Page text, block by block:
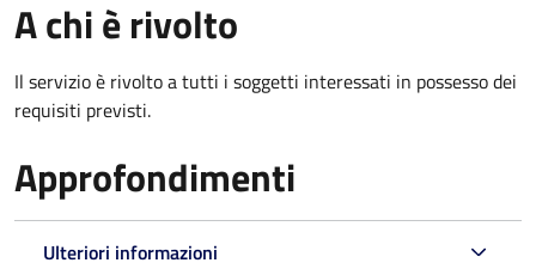
A chi è rivolto
Il servizio è rivolto a tutti i soggetti interessati in possesso dei
requisiti previsti.
Approfondimenti
Ulteriori informazioni